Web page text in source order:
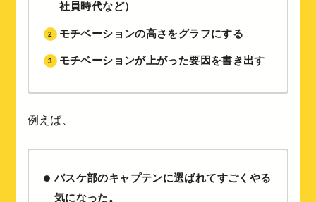
社員時代など）
モチベーションの高さをグラフにする
モチベーションが上がった要因を書き出す
例えば、
バスケ部のキャプテンに選ばれてすごくやる
気になった。